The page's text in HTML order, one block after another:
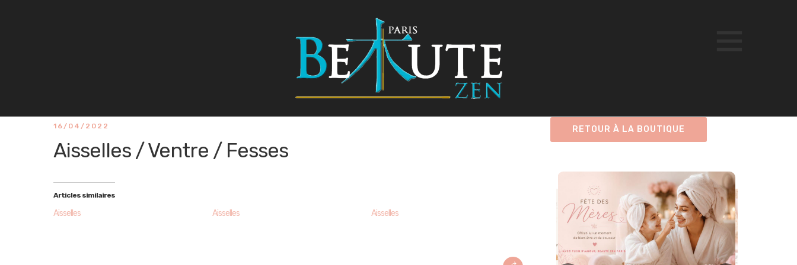
16/04/2022
Aisselles / Ventre / Fesses
Articles similaires
Aisselles Aisselles Aisselles
RETOUR À LA BOUTIQUE